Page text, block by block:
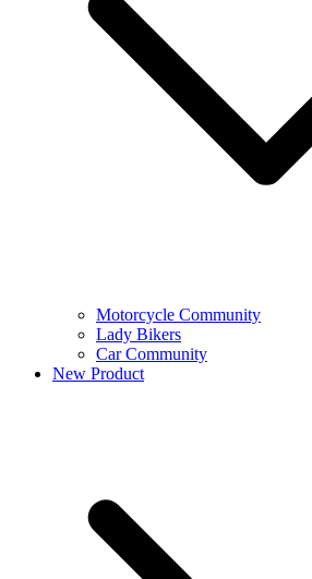
Motorcycle Community
Lady Bikers
Car Community
New Product